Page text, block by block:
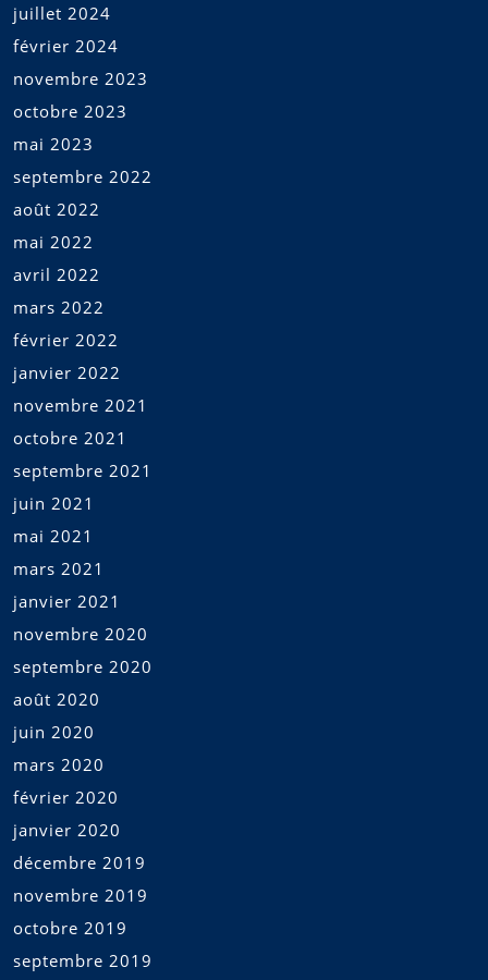
juillet 2024
février 2024
novembre 2023
octobre 2023
mai 2023
septembre 2022
août 2022
mai 2022
avril 2022
mars 2022
février 2022
janvier 2022
novembre 2021
octobre 2021
septembre 2021
juin 2021
mai 2021
mars 2021
janvier 2021
novembre 2020
septembre 2020
août 2020
juin 2020
mars 2020
février 2020
janvier 2020
décembre 2019
novembre 2019
octobre 2019
septembre 2019